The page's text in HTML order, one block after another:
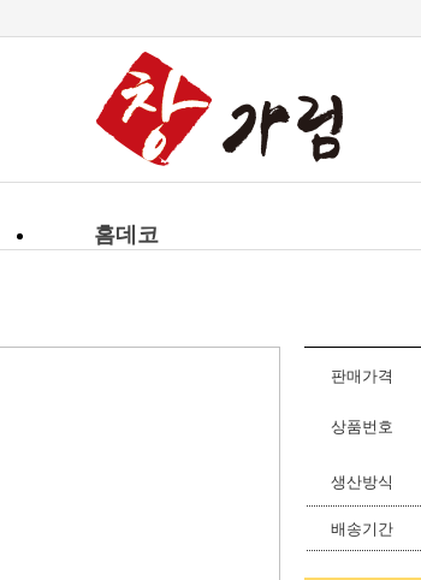
홈데코
판매가격
상품번호
생산방식
배송기간